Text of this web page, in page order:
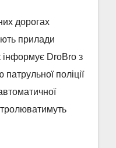
дорогах
прилади
інформує DroBro з
поліції